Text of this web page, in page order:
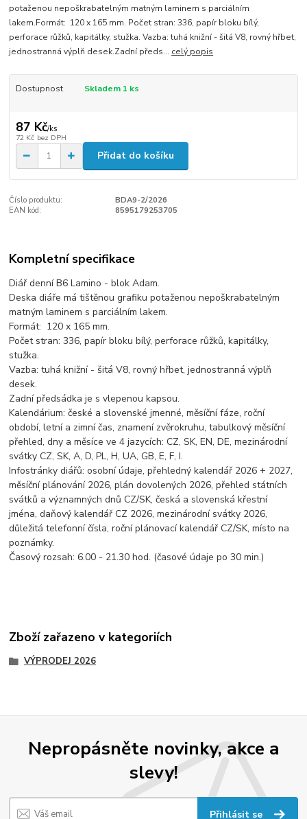
potaženou nepoškrabatelným matným laminem s parciálním
lakem.Formát: 120 x 165 mm. Počet stran: 336, papír bloku bílý,
perforace růžků, kapitálky, stužka. Vazba: tuhá knižní - šitá V8, rovný hřbet,
jednostranná výplň desek.Zadní předs... celý popis
Dostupnost Skladem 1 ks
87 Kč/ks
72 Kč bez DPH
Přidat do košíku
Číslo produktu:
BDA9-2/2026
EAN kód:
8595179253705
Kompletní specifikace
Diář denní B6 Lamino - blok Adam.
Deska diáře má tištěnou grafiku potaženou nepoškrabatelným
matným laminem s parciálním lakem.
Formát: 120 x 165 mm.
Počet stran: 336, papír bloku bílý, perforace růžků, kapitálky,
stužka.
Vazba: tuhá knižní - šitá V8, rovný hřbet, jednostranná výplň
desek.
Zadní předsádka je s vlepenou kapsou.
Kalendárium: české a slovenské jmenné, měsíční fáze, roční
období, letní a zimní čas, znamení zvěrokruhu, tabulkový měsíční
přehled, dny a měsíce ve 4 jazycích: CZ, SK, EN, DE, mezinárodní
svátky CZ, SK, A, D, PL, H, UA, GB, E, F, I.
Infostránky diářů: osobní údaje, přehledný kalendář 2026 + 2027,
měsíční plánování 2026, plán dovolených 2026, přehled státních
svátků a významných dnů CZ/SK, česká a slovenská křestní
jména, daňový kalendář CZ 2026, mezinárodní svátky 2026,
důležitá telefonní čísla, roční plánovací kalendář CZ/SK, místo na
poznámky.
Časový rozsah: 6.00 - 21.30 hod. (časové údaje po 30 min.)
Zboží zařazeno v kategoriích
VÝPRODEJ 2026
Nepropásněte novinky, akce a
slevy!
Přihlásit se